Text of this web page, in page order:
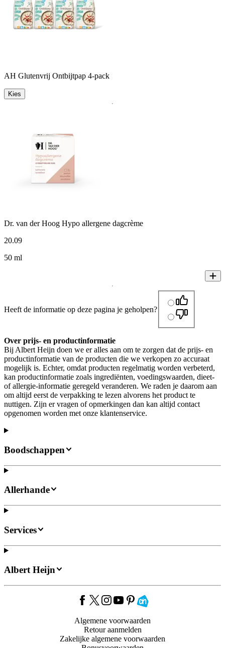
AH Glutenvrij Ontbijtpap 4-pack
Kies
Dr. van der Hoog Hypo allergene dagcrème
20.09
50 ml
Heeft de informatie op deze pagina je geholpen?
Over prijs- en productinformatie
Bij Albert Heijn doen we er alles aan om te zorgen dat de prijs- en
productinformatie van de producten die we verkopen zo accuraat
mogelijk is. Echter, omdat producten regelmatig worden verbeterd,
kan productinformatie zoals ingrediënten, voedingswaarden, dieet-
of allergie-informatie geregeld veranderen. We raden je daarom aan
om altijd eerst de verpakking te lezen alvorens het product te
nuttigen. Zijn er vragen of opmerkingen dan kan altijd contact
opgenomen worden met onze klantenservice.
Boodschappen
Allerhande
Services
Albert Heijn
Algemene voorwaarden
Retour aanmelden
Zakelijke algemene voorwaarden